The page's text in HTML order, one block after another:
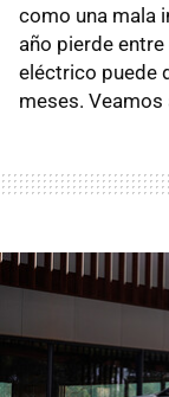
como una mala
año pierde entre
eléctrico puede
meses.